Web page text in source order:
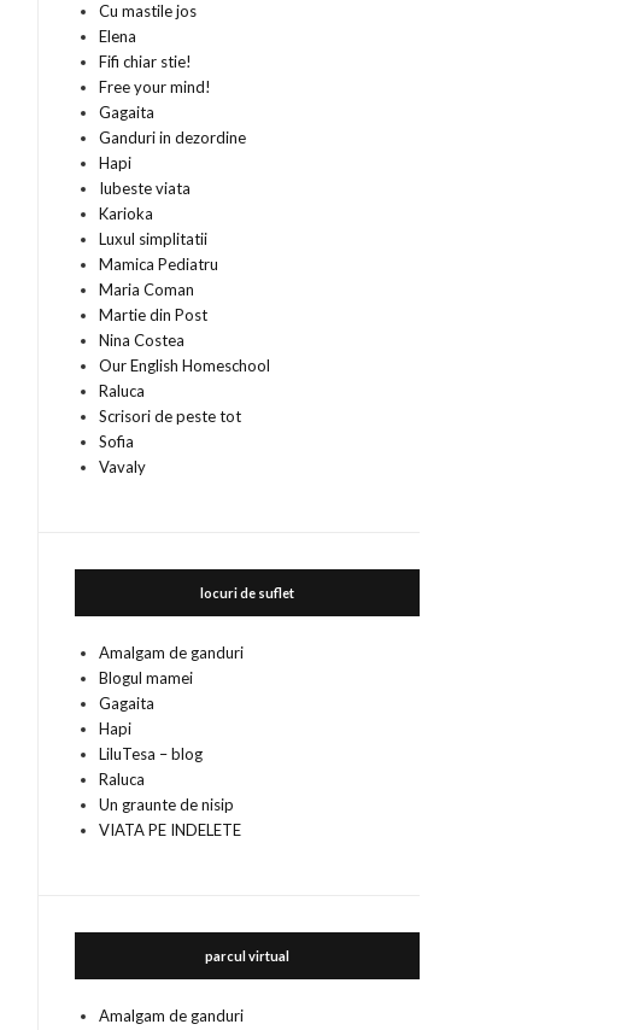
Cu mastile jos
Elena
Fifi chiar stie!
Free your mind!
Gagaita
Ganduri in dezordine
Hapi
Iubeste viata
Karioka
Luxul simplitatii
Mamica Pediatru
Maria Coman
Martie din Post
Nina Costea
Our English Homeschool
Raluca
Scrisori de peste tot
Sofia
Vavaly
locuri de suflet
Amalgam de ganduri
Blogul mamei
Gagaita
Hapi
LiluTesa – blog
Raluca
Un graunte de nisip
VIATA PE INDELETE
parcul virtual
Amalgam de ganduri